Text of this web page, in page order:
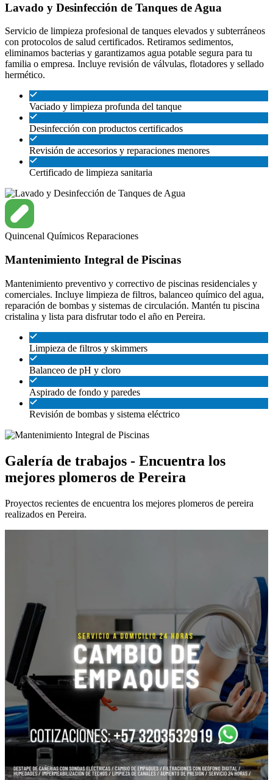
Lavado y Desinfección de Tanques de Agua
Servicio de limpieza profesional de tanques elevados y subterráneos
con protocolos de salud certificados. Retiramos sedimentos,
eliminamos bacterias y garantizamos agua potable segura para tu
familia o empresa. Incluye revisión de válvulas, flotadores y sellado
hermético.
Vaciado y limpieza profunda del tanque
Desinfección con productos certificados
Revisión de accesorios y reparaciones menores
Certificado de limpieza sanitaria
Quincenal Químicos Reparaciones
Mantenimiento Integral de Piscinas
Mantenimiento preventivo y correctivo de piscinas residenciales y
comerciales. Incluye limpieza de filtros, balanceo químico del agua,
reparación de bombas y sistemas de circulación. Mantén tu piscina
cristalina y lista para disfrutar todo el año en Pereira.
Limpieza de filtros y skimmers
Balanceo de pH y cloro
Aspirado de fondo y paredes
Revisión de bombas y sistema eléctrico
Galería de trabajos - Encuentra los
mejores plomeros de Pereira
Proyectos recientes de encuentra los mejores plomeros de pereira
realizados en Pereira.